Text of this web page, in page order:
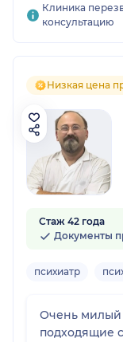
Клиника
консультацию
Низкая цена
Стаж 42 года
Документы
психиатр
Очень милый
подходящие